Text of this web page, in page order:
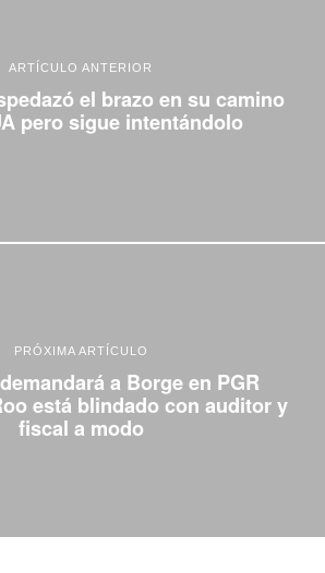
ARTÍCULO ANTERIOR
el brazo en su camino
pero sigue intentándolo
PRÓXIMA ARTÍCULO
a Borge en PGR
está blindado con auditor y
fiscal a modo